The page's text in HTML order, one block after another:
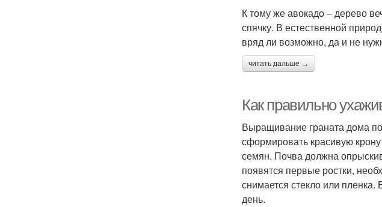
К тому же авокадо – дерево
спячку. В естественной
вряд ли возможно, да и не
читать дальше →
Как правильно
Выращивание граната дома
сформировать красивую
семян. Почва должна
появятся первые ростки,
снимается стекло или
день.